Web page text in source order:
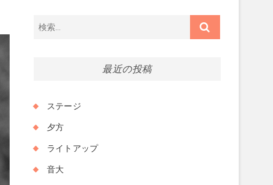
最近の投稿
ステージ
夕方
ライトアップ
音大